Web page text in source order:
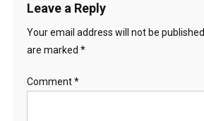
Leave a Reply
Your email address will not be published.
are marked *
Comment*